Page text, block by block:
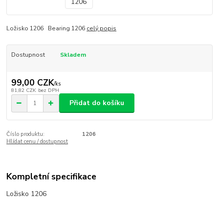
Ložisko 1206 Bearing 1206 celý popis
Dostupnost Skladem
99,00 CZK/ks
81,82 CZK bez DPH
Přidat do košíku
Číslo produktu:
1206
Hlídat cenu / dostupnost
Kompletní specifikace
Ložisko 1206